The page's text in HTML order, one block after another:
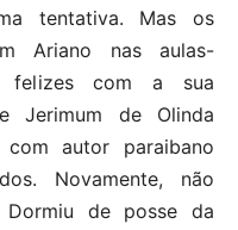
tentativa. Mas os
Ariano nas aulas-
felizes com a sua
Jerimum de Olinda
com autor paraibano
Novamente, não
de posse da